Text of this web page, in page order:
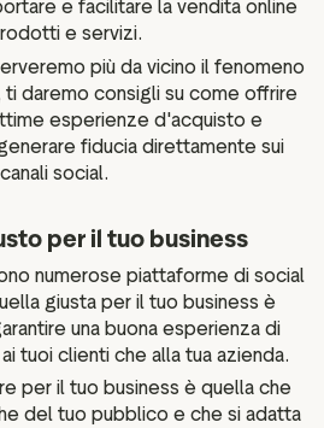
e facilitare la vendita online
e servizi.
più da vicino il fenomeno
daremo consigli su come offrire
esperienze d'acquisto e
fiducia direttamente sui
canali social.
per il tuo business
numerose piattaforme di social
giusta per il tuo business è
una buona esperienza di
tuoi clienti che alla tua azienda.
per il tuo business è quella che
del tuo pubblico e che si adatta